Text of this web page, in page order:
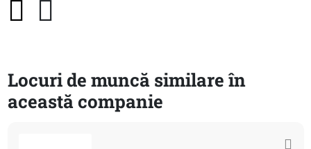
Locuri de muncă similare în
această companie